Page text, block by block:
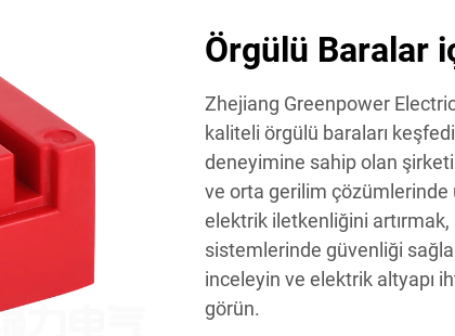
Örgülü Baralar
Zhejiang Greenpower
kaliteli örgülü baraları
deneyimine sahip olan
ve orta gerilim çözümlerinde
elektrik iletkenliğini artırmak,
sistemlerinde güvenliği
inceleyin ve elektrik altyapı
görün.